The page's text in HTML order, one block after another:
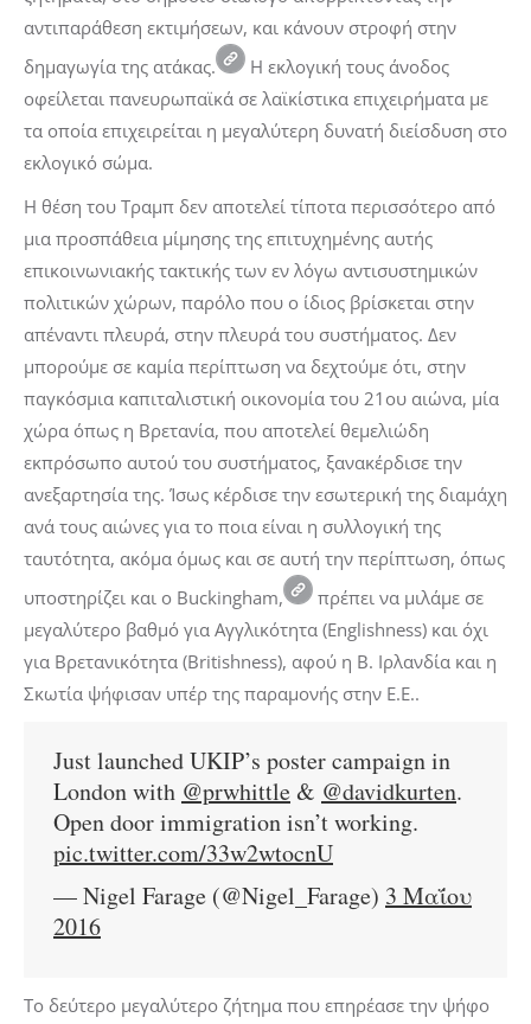
αντιπαράθεση εκτιμήσεων, και κάνουν στροφή στην
δημαγωγία της ατάκας.
Η εκλογική τους άνοδος
οφείλεται πανευρωπαϊκά σε λαϊκίστικα επιχειρήματα με
τα οποία επιχειρείται η μεγαλύτερη δυνατή διείσδυση στο
εκλογικό σώμα.
Η θέση του Τραμπ δεν αποτελεί τίποτα περισσότερο από
μια προσπάθεια μίμησης της επιτυχημένης αυτής
επικοινωνιακής τακτικής των εν λόγω αντισυστημικών
πολιτικών χώρων, παρόλο που ο ίδιος βρίσκεται στην
απέναντι πλευρά, στην πλευρά του συστήματος. Δεν
μπορούμε σε καμία περίπτωση να δεχτούμε ότι, στην
παγκόσμια καπιταλιστική οικονομία του 21ου αιώνα, μία
χώρα όπως η Βρετανία, που αποτελεί θεμελιώδη
εκπρόσωπο αυτού του συστήματος, ξανακέρδισε την
ανεξαρτησία της. Ίσως κέρδισε την εσωτερική της διαμάχη
ανά τους αιώνες για το ποια είναι η συλλογική της
ταυτότητα, ακόμα όμως και σε αυτή την περίπτωση, όπως
υποστηρίζει και ο Buckingham,
πρέπει να μιλάμε σε
μεγαλύτερο βαθμό για Αγγλικότητα (Englishness) και όχι
για Βρετανικότητα (Britishness), αφού η Β. Ιρλανδία και η
Σκωτία ψήφισαν υπέρ της παραμονής στην Ε.Ε..
Just launched UKIP’s poster campaign in
London with @prwhittle & @davidkurten.
Open door immigration isn’t working.
pic.twitter.com/33w2wtocnU
— Nigel Farage (@Nigel_Farage) 3 Μαΐου
2016
Το δεύτερο μεγαλύτερο ζήτημα που επηρέασε την ψήφο